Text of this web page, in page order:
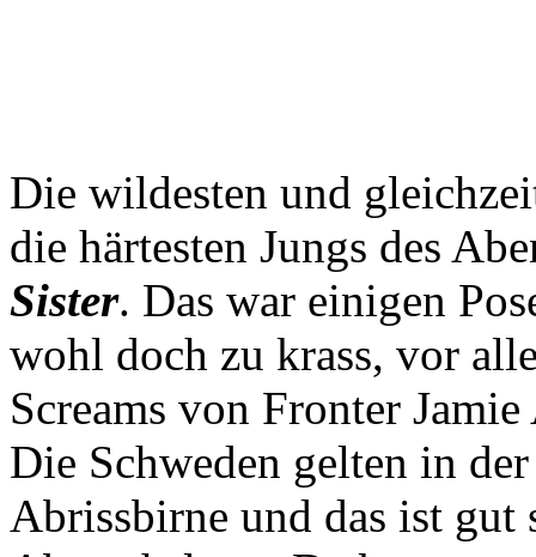
Die wildesten und
die härtesten Jungs des
Sister. Das war einigen
wohl doch zu krass, vor
Screams von Fronter
Die Schweden gelten in der
Abrissbirne und das ist